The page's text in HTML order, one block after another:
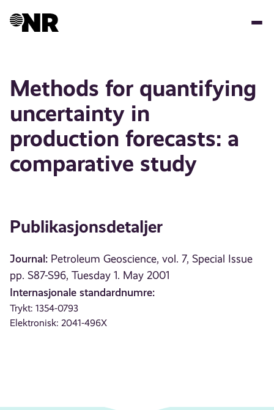
Methods for quantifying
uncertainty in
production forecasts: a
comparative study
Publikasjonsdetaljer
Journal: Petroleum Geoscience, vol. 7, Special Issue
pp. S87-S96, Tuesday 1. May 2001
Internasjonale standardnumre:
Trykt: 1354-0793
Elektronisk: 2041-496X